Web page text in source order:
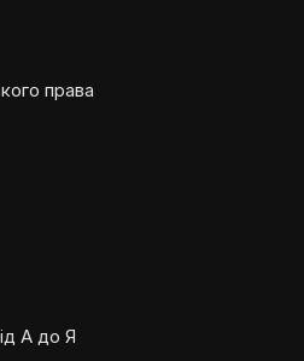
права
А до Я